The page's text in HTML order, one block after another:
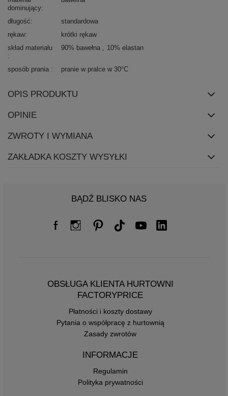
dominujący
długość
standardowa
rękaw
krótki rękaw
skład materiału
90% bawełna 10% elastan
sposób prania pranie w pralce w 30°C
OPIS PRODUKTU
OPINIE
ZWROTY I WYMIANA
ZAKŁADKA KOSZTY WYSYŁKI
BĄDŹ BLISKO NAS
OBSŁUGA KLIENTA HURTOWNI
FACTORYPRICE
Płatności i koszty dostawy
Pytania o współpracę z hurtownią
Zasady zwrotów
INFORMACJE
Regulamin
Polityka prywatności